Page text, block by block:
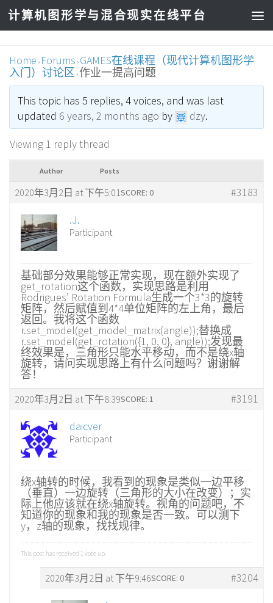
计算机图形学与混合现实在线平台
Home › Forums › GAMES在线课程（现代计算机图形学
入门）讨论区 › 作业一提高问题
This topic has 5 replies, 4 voices, and was last
updated 6 years, 2 months ago by dzy.
Viewing 1 reply thread
Author Posts
2020年3月2日 at 下午5:01 #3183
SCORE: 0
.J.
Participant
基础部分效果能够正常实现，现在额外实现了
get_rotation这个函数，实现思路是利用
Rodrigues’ Rotation Formula生成一个3*3的旋转
矩阵，然后赋值到4*4单位矩阵的左上角，最后
返回。我将这个函数
r.set_model(get_model_matrix(angle));替换成
r.set_model(get_rotation({1, 0, 0}, angle));发现最
终效果是，三角形只能水平移动，而不是绕x轴
旋转，请问实现思路上有什么问题吗？谢谢解
答！
2020年3月2日 at 下午8:39 #3191
SCORE: 1
daicver
Participant
绕x轴转的时候，我看到的现象是类似一边平移
（垂直）一边旋转（三角形的大小在改变）；实
际上他应该就在绕x轴旋转。视角的问题吧，不
知道你的现象和我的现象是否一致。可以测下
y，z轴的现象，找找规律。
This post has received 1 vote up.
2020年3月2日 at 下午9:46 #3204
SCORE: 0